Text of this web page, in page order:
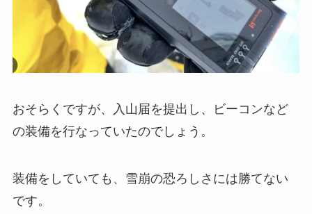
おそらくですが、入山届を提出し、ビーコンなど
の装備を行なっていたのでしょう。
装備をしていても、雪崩の恐ろしさには勝てない
です。